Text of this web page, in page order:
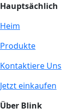
Hauptsächlich
Heim
Produkte
Kontaktiere Uns
Jetzt einkaufen
Über Blink